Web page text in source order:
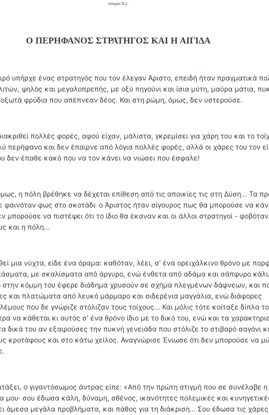
Ιστορία №1:
Ο ΠΕΡΗΦΑΝΟΣ ΣΤΡΑΤΗΓΟΣ ΚΑΙ Η ΑΙΓΙΔΑ
υπήρχε ένας στρατηγός που τον έλεγαν Άριστο, επειδή ήταν πραγματικά
ψηλός και μεγαλοπρεπής, με οξύ πηγούνι και ίσια μύτη, μαύρα μάτια,
φρύδια που απέπνεαν δέος. Και στη ρώμη, όμως, δεν υστερούσε.
πολλές φορές, αφού είχαν, μάλιστα, γκρεμίσει για χάρη του και το
περήφανο και δεν έπαιρνε από λόγια πολλές φορές, αλλά οι χάρες του τον
δεν έπαθε κακό που να τον κάνει να νιώσει που έσφαλε!
η πόλη βρέθηκε να δέχεται επίθεση από τις αποικίες τις στη Δύση... Τα
φαινόταν φως στο σκοτάδι· ο Άριστος ήταν σίγουρος πως θα μπορούσε να
μπορούσε να πιστέψει ότι το ίδιο θα έκαναν και οι άλλοι στρατηγοί - φοβόταν
και η πόλη...
μια νύχτα, είδε ένα όραμα: καθόταν, λέει, σ' ένα ορειχάλκινο θρόνο με
με σκαλίσματα από άργυρο, ενώ ένθετα από αδάμα και σάπφυρο
στην κόμμη του έφερε διάδημα χρυσούν σε σχήμα πλεγμένων δάφνεων, και
και πλατώματα από λευκό μάρμαρο και σιδερένια μαγγάλια, ενώ διάφορες
που δε γνώριζε στόλιζαν τους τοίχους... Και μόλις τότε κοίταξε δίπλα
να κάθεται κι αυτός σ' ένα θρόνο ίδιο με το δικό του, ενώ και τα
δικά του αν εξαιρούσες την πυκνή γενειάδα που στόλιζε το στιβαρό σαγόνι
κροτάφους και στο κάτω χείλος. Αναγνώρισε Ένιωσε ότι δεν μπορούσε να
ο γιγαντόσωμος άντρας είπε: «Από την πρώτη στιγμή που σε συνέλαβε
μου· σου έδωσα κάλη, δύναμη, σθένος, ικανότητες πολεμικές και
άμεσα μεγάλα προβλήματα, και πάθος για τη διάκριση... Σου έδωσα τις χάρες